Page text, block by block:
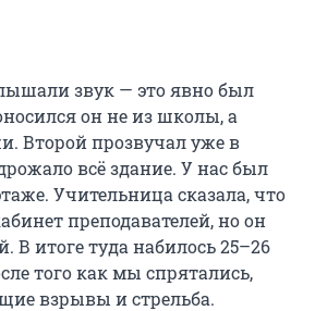
звук — это явно был
он не из школы, а
Второй прозвучал уже в
всё здание. У нас был
Учительница сказала, что
преподавателей, но он
В итоге туда набилось 25–26
того как мы спрятались,
взрывы и стрельба.